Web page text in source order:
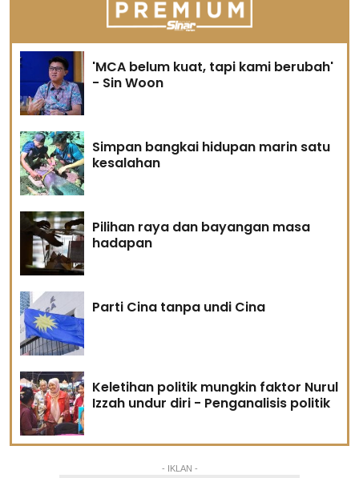
'MCA belum kuat, tapi kami berubah'
- Sin Woon
Simpan bangkai hidupan marin satu
kesalahan
Pilihan raya dan bayangan masa
hadapan
Parti Cina tanpa undi Cina
Keletihan politik mungkin faktor Nurul
Izzah undur diri - Penganalisis politik
- IKLAN -